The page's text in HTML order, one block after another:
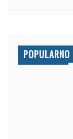
POPULARNO